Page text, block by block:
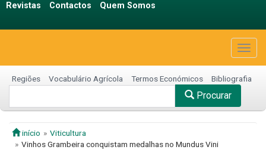
Revistas Contactos Quem Somos
Regiões Vocabulário Agrícola Termos Económicos Bibliografia
Procurar
início
Viticultura
Vinhos Grambeira conquistam medalhas no Mundus Vini